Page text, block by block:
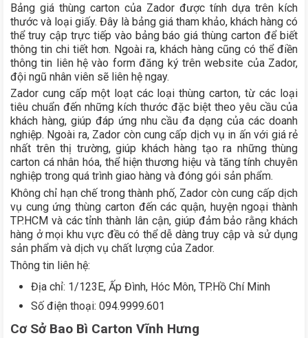
Bảng giá thùng carton của Zador được tính dựa trên kích
thước và loại giấy. Đây là bảng giá tham khảo, khách hàng có
thể truy cập trực tiếp vào bảng báo giá thùng carton để biết
thông tin chi tiết hơn. Ngoài ra, khách hàng cũng có thể điền
thông tin liên hệ vào form đăng ký trên website của Zador,
đội ngũ nhân viên sẽ liên hệ ngay.
Zador cung cấp một loạt các loại thùng carton, từ các loại
tiêu chuẩn đến những kích thước đặc biệt theo yêu cầu của
khách hàng, giúp đáp ứng nhu cầu đa dạng của các doanh
nghiệp. Ngoài ra, Zador còn cung cấp dịch vụ in ấn với giá rẻ
nhất trên thị trường, giúp khách hàng tạo ra những thùng
carton cá nhân hóa, thể hiện thương hiệu và tăng tính chuyên
nghiệp trong quá trình giao hàng và đóng gói sản phẩm.
Không chỉ hạn chế trong thành phố, Zador còn cung cấp dịch
vụ cung ứng thùng carton đến các quận, huyện ngoại thành
TP.HCM và các tỉnh thành lân cận, giúp đảm bảo rằng khách
hàng ở mọi khu vực đều có thể dễ dàng truy cập và sử dụng
sản phẩm và dịch vụ chất lượng của Zador.
Thông tin liên hệ:
Địa chỉ: 1/123E, Ấp Đình, Hóc Môn, TP.Hồ Chí Minh
Số điện thoại: 094.9999.601
Cơ Sở Bao Bì Carton Vĩnh Hưng